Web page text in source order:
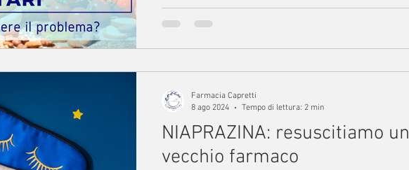
NIAPRAZINA: resuscitiamo un
vecchio farmaco
Farmacia Capretti
8 ago 2024
Tempo di lettura: 2 min